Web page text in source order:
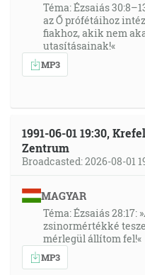
Téma: Ézsaiás
az Ő prófétáihoz
fiakhoz, akik nem
utasításainak!«
MP3
1991-06-01 19:30,
Zentrum
Broadcasted: 2026-08-01
MAGYAR
Téma: Ézsaiás 28:17:
zsinormértékké
mérlegül állítom fel!«
MP3